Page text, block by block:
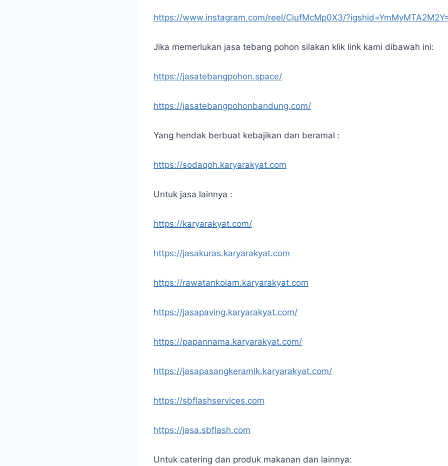
https://www.instagram.com/reel/CiufMcMp0X3/
Jika memerlukan jasa tebang pohon silakan klik link kami dibawah ini:
https://jasatebangpohon.space/
https://jasatebangpohonbandung.com/
Yang hendak berbuat kebajikan dan beramal :
https://sodaqoh.karyarakyat.com
Untuk jasa lainnya :
https://karyarakyat.com/
https://jasakuras.karyarakyat.com
https://rawatankolam.karyarakyat.com
https://jasapaving.karyarakyat.com/
https://papannama.karyarakyat.com/
https://jasapasangkeramik.karyarakyat.com/
https://sbflashservices.com
https://jasa.sbflash.com
Untuk catering dan produk makanan dan lainnya: